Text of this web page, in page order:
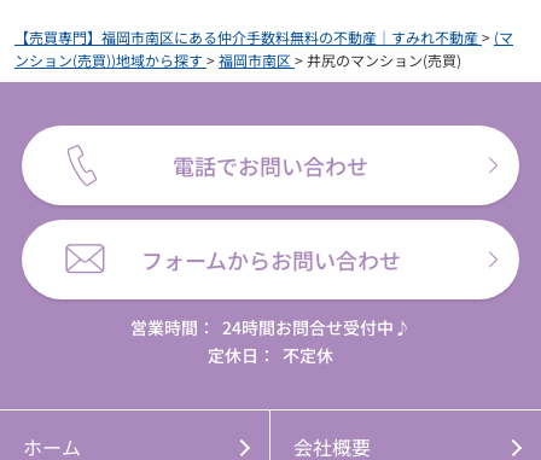
【売買専門】福岡市南区にある仲介手数料無料の不動産｜すみれ不動産> (マ
ンション(売買))地域から探す>福岡市南区 >井尻のマンション(売買)
電話でお問い合わせ
フォームからお問い合わせ
営業時間： 24時間お問合せ受付中♪
定休日：
不定休
ホーム 会社概要